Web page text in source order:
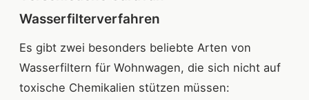
Wasserfilterverfahren
Es gibt zwei besonders beliebte Arten von
Wasserfiltern für Wohnwagen, die sich nicht auf
toxische Chemikalien stützen müssen: